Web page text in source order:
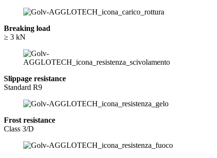
Breaking load
≥ 3 kN
Slippage resistance
Standard R9
Frost resistance
Class 3/D